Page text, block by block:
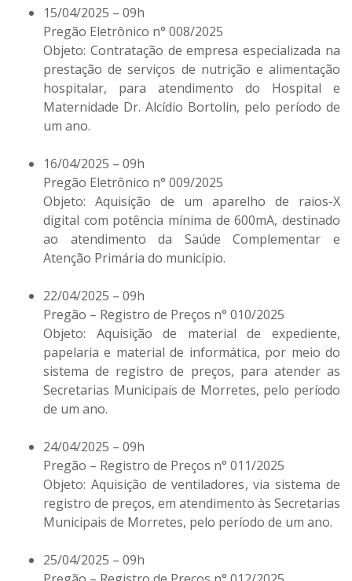
15/04/2025 – 09h
Pregão Eletrônico n° 008/2025
Objeto: Contratação de empresa especializada na
prestação de serviços de nutrição e alimentação
hospitalar, para atendimento do Hospital e
Maternidade Dr. Alcídio Bortolin, pelo período de
um ano.
16/04/2025 – 09h
Pregão Eletrônico n° 009/2025
Objeto: Aquisição de um aparelho de raios-X
digital com potência mínima de 600mA, destinado
ao atendimento da Saúde Complementar e
Atenção Primária do município.
22/04/2025 – 09h
Pregão – Registro de Preços n° 010/2025
Objeto: Aquisição de material de expediente,
papelaria e material de informática, por meio do
sistema de registro de preços, para atender as
Secretarias Municipais de Morretes, pelo período
de um ano.
24/04/2025 – 09h
Pregão – Registro de Preços n° 011/2025
Objeto: Aquisição de ventiladores, via sistema de
registro de preços, em atendimento às Secretarias
Municipais de Morretes, pelo período de um ano.
25/04/2025 – 09h